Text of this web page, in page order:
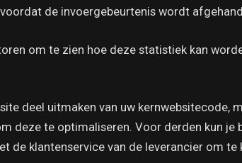
de invoergebeurtenis wordt
om te zien hoe deze statistiek kan
deel uitmaken van uw kernwebsitecode,
deze te optimaliseren. Voor derden kun je
de klantenservice van de leverancier om te